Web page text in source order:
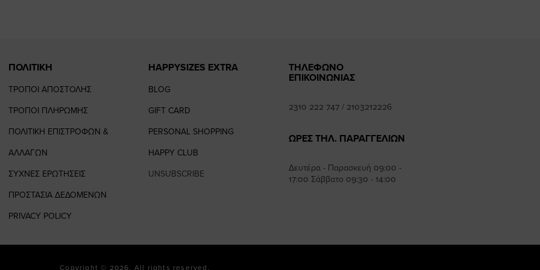
ΠΟΛΙΤΙΚΗ
ΤΡΟΠΟΙ ΑΠΟΣΤΟΛΗΣ
ΤΡΟΠΟΙ ΠΛΗΡΩΜΗΣ
ΠΟΛΙΤΙΚΗ ΕΠΙΣΤΡΟΦΩΝ &
ΑΛΛΑΓΩΝ
ΣΥΧΝΕΣ ΕΡΩΤΗΣΕΙΣ
ΠΡΟΣΤΑΣΙΑ ΔΕΔΟΜΕΝΩΝ
PRIVACY POLICY
HAPPYSIZES EXTRA
BLOG
GIFT CARD
PERSONAL SHOPPING
HAPPY CLUB
UNSUBSCRIBE
ΤΗΛΕΦΩΝΟ
ΕΠΙΚΟΙΝΩΝΙΑΣ
2310 222 747 / 2103212226
ΩΡΕΣ ΤΗΛ. ΠΑΡΑΓΓΕΛΙΩΝ
Δευτέρα - Παρασκευή 09:00 -
17:00 Σάββατο 09:30 - 14:00
Copyright © 2026. All rights reserved.